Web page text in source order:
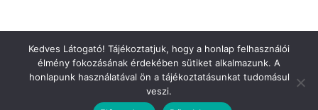
Copyright © 2026Ünnepi Könyvhét Szeged, 2021. szeptember
All rights reserved.
by ThemeGrill. Powered by
Kedves Látogató! Tájékoztatjuk, hogy a honlap felhasználói
élmény fokozásának érdekében sütiket alkalmazunk. A
honlapunk használatával ön a tájékoztatásunkat tudomásul
veszi.